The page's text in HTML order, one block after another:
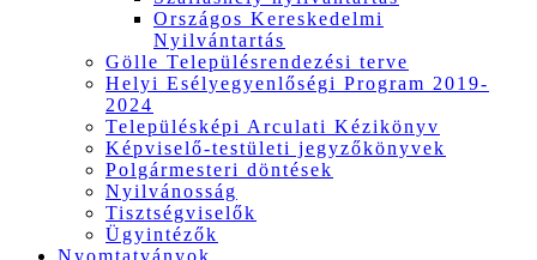
Országos Kereskedelmi
Nyilvántartás
Gölle Településrendezési terve
Helyi Esélyegyenlőségi Program 2019-
2024
Településképi Arculati Kézikönyv
Képviselő-testületi jegyzőkönyvek
Polgármesteri döntések
Nyilvánosság
Tisztségviselők
Ügyintézők
Nyomtatványok